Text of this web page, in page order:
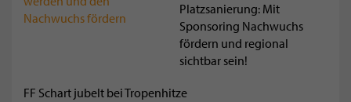
Platzsanierung: Mit
Sponsoring Nachwuchs
fördern und regional
sichtbar sein!
FF Schart jubelt bei Tropenhitze